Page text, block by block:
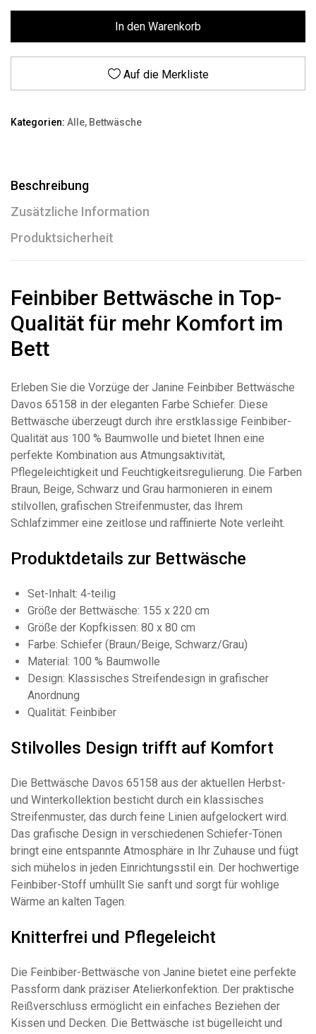
In den Warenkorb
Auf die Merkliste
Kategorien: Alle, Bettwäsche
Beschreibung
Zusätzliche Information
Produktsicherheit
Feinbiber Bettwäsche in Top-
Qualität für mehr Komfort im
Bett
Erleben Sie die Vorzüge der Janine Feinbiber Bettwäsche
Davos 65158 in der eleganten Farbe Schiefer. Diese
Bettwäsche überzeugt durch ihre erstklassige Feinbiber-
Qualität aus 100 % Baumwolle und bietet Ihnen eine
perfekte Kombination aus Atmungsaktivität,
Pflegeleichtigkeit und Feuchtigkeitsregulierung. Die Farben
Braun, Beige, Schwarz und Grau harmonieren in einem
stilvollen, grafischen Streifenmuster, das Ihrem
Schlafzimmer eine zeitlose und raffinierte Note verleiht.
Produktdetails zur Bettwäsche
Set-Inhalt: 4-teilig
Größe der Bettwäsche: 155 x 220 cm
Größe der Kopfkissen: 80 x 80 cm
Farbe: Schiefer (Braun/Beige, Schwarz/Grau)
Material: 100 % Baumwolle
Design: Klassisches Streifendesign in grafischer
Anordnung
Qualität: Feinbiber
Stilvolles Design trifft auf Komfort
Die Bettwäsche Davos 65158 aus der aktuellen Herbst-
und Winterkollektion besticht durch ein klassisches
Streifenmuster, das durch feine Linien aufgelockert wird.
Das grafische Design in verschiedenen Schiefer-Tönen
bringt eine entspannte Atmosphäre in Ihr Zuhause und fügt
sich mühelos in jeden Einrichtungsstil ein. Der hochwertige
Feinbiber-Stoff umhüllt Sie sanft und sorgt für wohlige
Wärme an kalten Tagen.
Knitterfrei und Pflegeleicht
Die Feinbiber-Bettwäsche von Janine bietet eine perfekte
Passform dank präziser Atelierkonfektion. Der praktische
Reißverschluss ermöglicht ein einfaches Beziehen der
Kissen und Decken. Die Bettwäsche ist bügelleicht und